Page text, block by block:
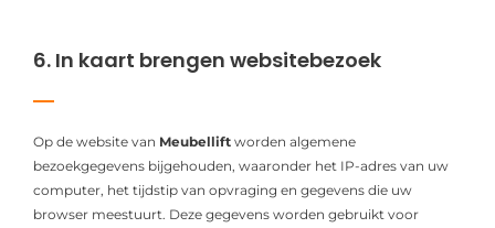
6. In kaart brengen websitebezoek
Op de website van Meubellift worden algemene
bezoekgegevens bijgehouden, waaronder het IP-adres van uw
computer, het tijdstip van opvraging en gegevens die uw
browser meestuurt. Deze gegevens worden gebruikt voor